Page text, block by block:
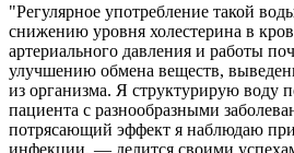
"Регулярное употребление такой
снижению уровня холестерина в
артериального давления и работы
улучшению обмена веществ,
из организма. Я структурирую воду
пациента с разнообразными
потрясающий эффект я наблюдаю
инфекции, — делится своими